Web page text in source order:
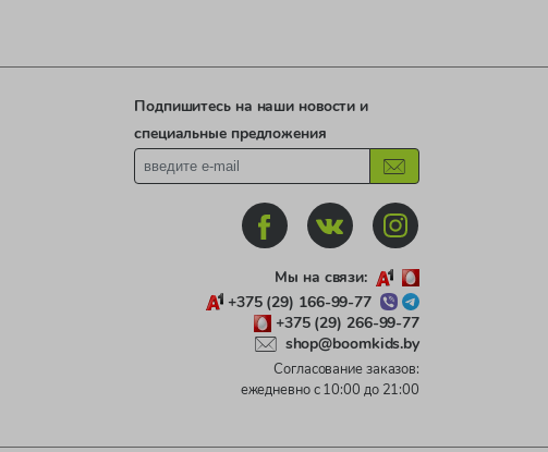
Подпишитесь на наши новости и
специальные предложения
Мы на связи:
+375 (29) 166-99-77
+375 (29) 266-99-77
shop@boomkids.by
Согласование заказов:
ежедневно с 10:00 до 21:00